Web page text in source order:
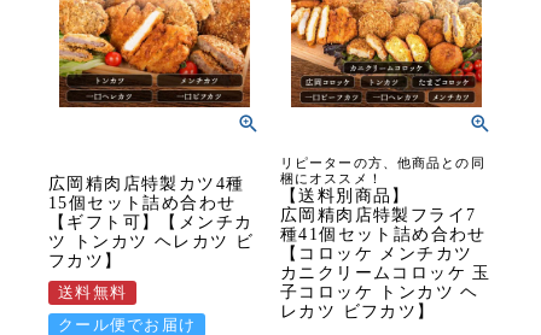
広岡精肉店特製カツ4種
15個セット詰め合わせ
【ギフト可】【メンチカ
ツ トンカツ ヘレカツ ビ
フカツ】
送料無料
クール便でお届け
リピーターの方、他商品との同
梱にオススメ！
【送料別商品】
広岡精肉店特製フライ7
種41個セット詰め合わせ
【コロッケ メンチカツ
カニクリームコロッケ 玉
子コロッケ トンカツ ヘ
レカツ ビフカツ】